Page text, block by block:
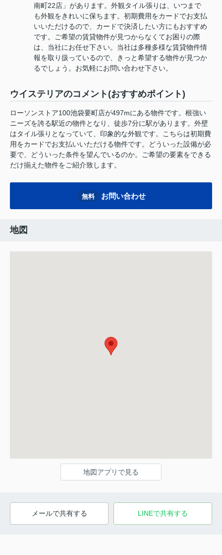
南町22店」があります。外観タイル張りは、いつまで
も外観をきれいに保ちます。初期費用をカードでお支払
いいただけるので、カードで決済したい方にもおすすめ
です。ご希望の賃貸物件が見つからなくてお困りの際
は、当社にお任せ下さい。当社は多種多様な賃貸物件情
報を取り扱っているので、きっと希望する物件が見つか
るでしょう。お気軽にお問い合わせ下さい。
ウイステリアのコメント(おすすめポイント)
ローソンストア100池袋要町店が497mにある物件です。根強い
ニーズを誇る駅近の物件となり、徒歩7分に駅があります。外壁
はタイル張りとなっていて、印象的な外観です。こちらは初期費
用をカードでお支払いいただける物件です。どういった設備が必
要で、どういった条件を望んでいるのか。ご希望の要素をできる
だけ揃えた物件をご紹介致します。
無料 お問い合わせ
地図
地図アプリで見る
メールで共有する LINEで共有する